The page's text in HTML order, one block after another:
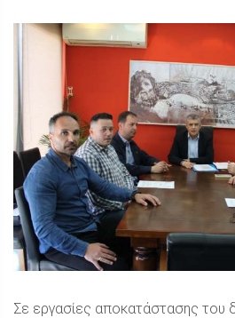
Σε εργασίες αποκατάστασης του